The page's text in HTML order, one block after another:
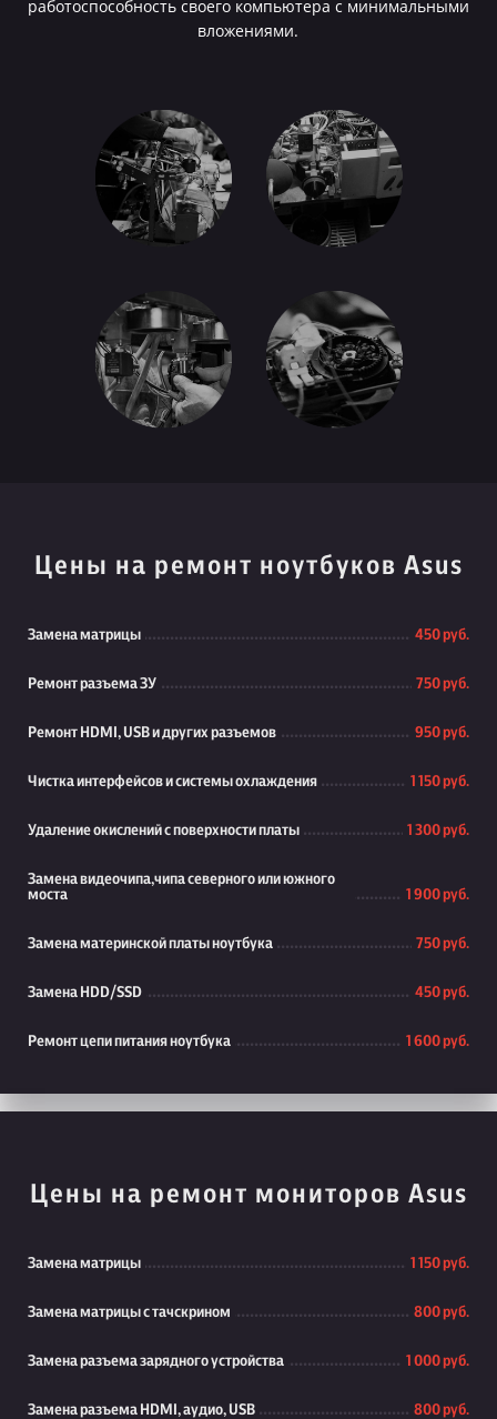
работоспособность своего компьютера с минимальными
вложениями.
Цены на ремонт ноутбуков Asus
Замена матрицы 450 руб.
Ремонт разъема ЗУ 750 руб.
Ремонт HDMI, USB и других разъемов 950 руб.
Чистка интерфейсов и системы охлаждения 1 150 руб.
Удаление окислений с поверхности платы 1 300 руб.
Замена видеочипа,чипа северного или южного
моста
1 900 руб.
Замена материнской платы ноутбука 750 руб.
Замена HDD/SSD 450 руб.
Ремонт цепи питания ноутбука 1 600 руб.
Цены на ремонт мониторов Asus
Замена матрицы 1 150 руб.
Замена матрицы с тачскрином 800 руб.
Замена разъема зарядного устройства 1 000 руб.
Замена разъема HDMI, аудио, USB 800 руб.